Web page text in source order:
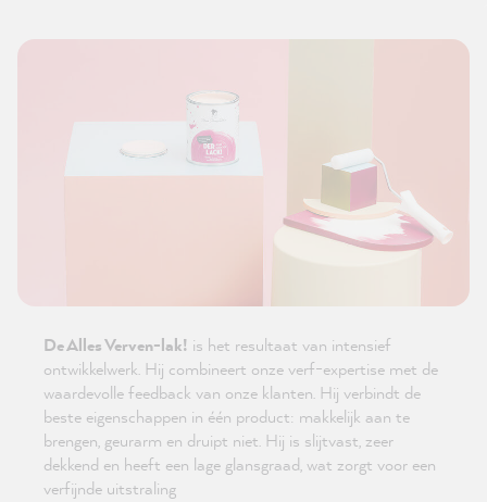
De Alles Verven-lak! is het resultaat van intensief
ontwikkelwerk. Hij combineert onze verf-expertise met de
waardevolle feedback van onze klanten. Hij verbindt de
beste eigenschappen in één product: makkelijk aan te
brengen, geurarm en druipt niet. Hij is slijtvast, zeer
dekkend en heeft een lage glansgraad, wat zorgt voor een
verfijnde uitstraling